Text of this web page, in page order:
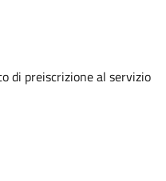
di preiscrizione al servizio